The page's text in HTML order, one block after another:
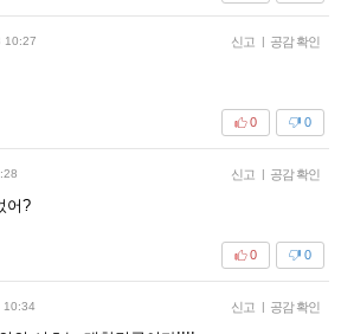
10:27 신고 | 공감 확인
0
0
신고 | 공감 확인
어?
0
0
10:34 신고 | 공감 확인